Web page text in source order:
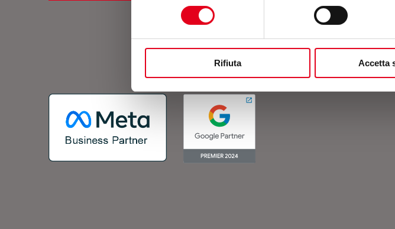
Rifiuta Accetta